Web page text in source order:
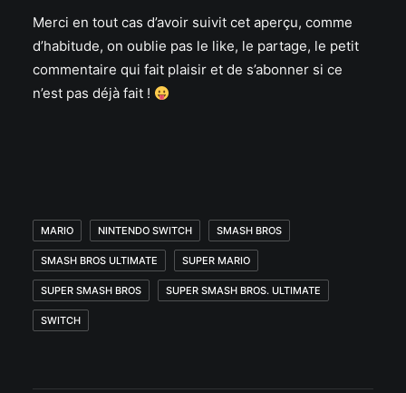
Merci en tout cas d’avoir suivit cet aperçu, comme
d’habitude, on oublie pas le like, le partage, le petit
commentaire qui fait plaisir et de s’abonner si ce
n’est pas déjà fait !
MARIO NINTENDO SWITCH SMASH BROS
SMASH BROS ULTIMATE SUPER MARIO
SUPER SMASH BROS SUPER SMASH BROS. ULTIMATE
SWITCH